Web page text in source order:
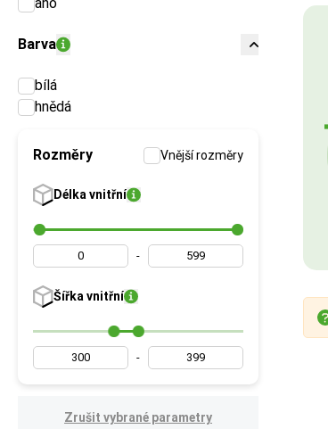
Barva
bílá
hnědá
Rozměry Vnější rozměry
Délka vnitřní
-
Šířka vnitřní
-
Zrušit vybrané parametry